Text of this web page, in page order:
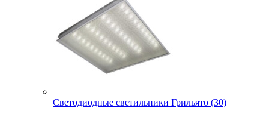
Светодиодные светильники Грильято (30)